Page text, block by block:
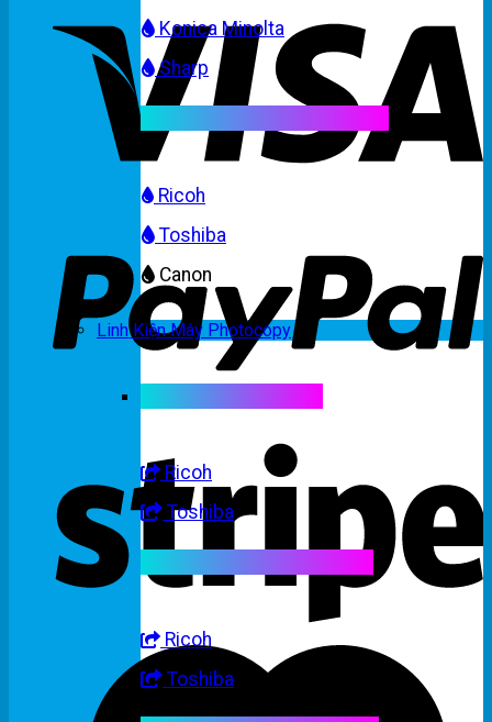
Konica Minolta
Sharp
Ricoh
Toshiba
Canon
Linh Kiện Máy Photocopy
Ricoh
Toshiba
Ricoh
Toshiba